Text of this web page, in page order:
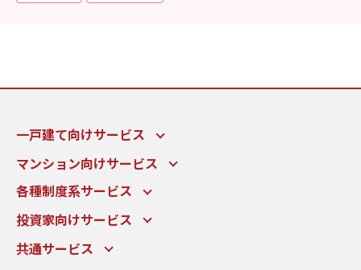
一戸建て向けサービス
マンション向けサービス
各種制度系サービス
投資家向けサービス
共通サービス